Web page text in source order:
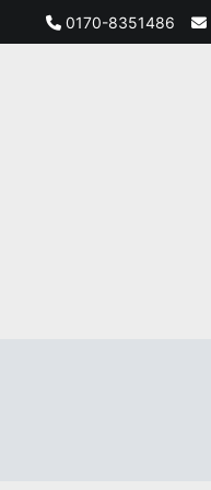
0170-8351486